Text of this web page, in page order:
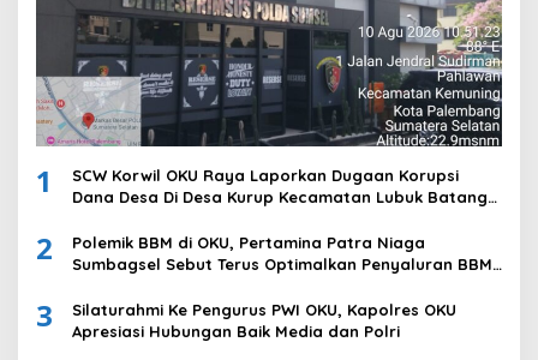
1
SCW Korwil OKU Raya Laporkan Dugaan Korupsi
Dana Desa Di Desa Kurup Kecamatan Lubuk Batang
2
Polemik BBM di OKU, Pertamina Patra Niaga
Sumbagsel Sebut Terus Optimalkan Penyaluran BBM
Komering Ulu
3
Silaturahmi Ke Pengurus PWI OKU, Kapolres OKU
Apresiasi Hubungan Baik Media dan Polri